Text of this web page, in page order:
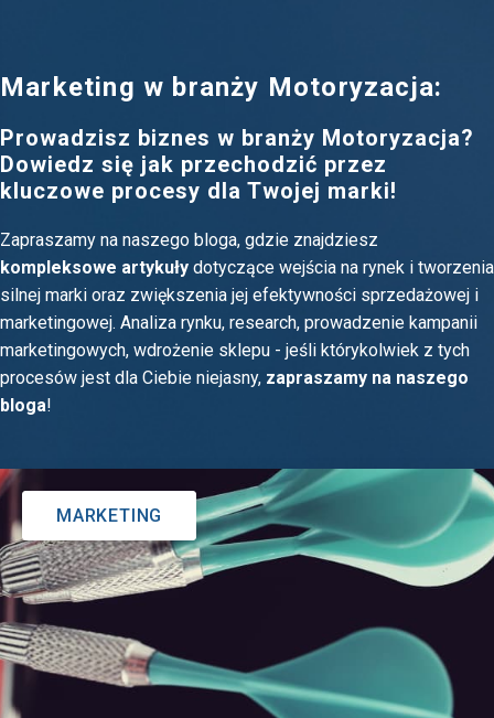
Marketing w branży Motoryzacja:
Prowadzisz biznes w branży Motoryzacja?
Dowiedz się jak przechodzić przez
kluczowe procesy dla Twojej marki!
Zapraszamy na naszego bloga, gdzie znajdziesz
kompleksowe artykuły dotyczące wejścia na rynek i tworzenia
silnej marki oraz zwiększenia jej efektywności sprzedażowej i
marketingowej. Analiza rynku, research, prowadzenie kampanii
marketingowych, wdrożenie sklepu - jeśli którykolwiek z tych
procesów jest dla Ciebie niejasny, zapraszamy na naszego
bloga!
MARKETING